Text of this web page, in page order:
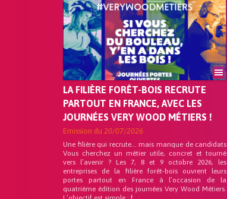
LA FILIÈRE FORÊT-BOIS RECRUTE
PARTOUT EN FRANCE, AVEC LES
JOURNÉES VERY WOOD MÉTIERS !
Emission du 20/07/2026
Une filière qui recrute… mais manque de candidats
Vous cherchez un métier utile, concret et tourné
vers l’avenir ? Les 7, 8 et 9 octobre 2026, les
entreprises de la filière forêt-bois ouvrent leurs
portes partout en France à l’occasion de la
quatrième édition des journées Very Wood Métiers.